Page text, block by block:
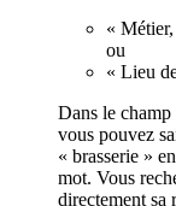
«
ou
« Lieu
Dans le
vous pouvez
« brasserie »
mot. Vous
directement sa